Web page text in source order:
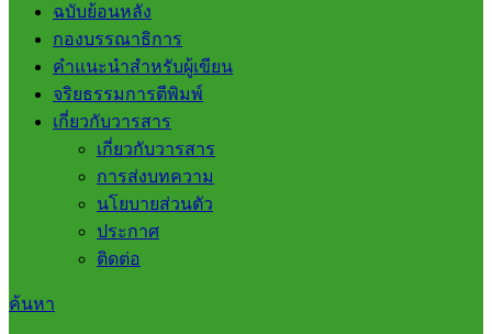
ฉบับย้อนหลัง
กองบรรณาธิการ
คำแนะนำสำหรับผู้เขียน
จริยธรรมการตีพิมพ์
เกี่ยวกับวารสาร
เกี่ยวกับวารสาร
การส่งบทความ
นโยบายส่วนตัว
ประกาศ
ติดต่อ
ค้นหา